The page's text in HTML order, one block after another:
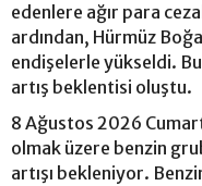
edenlere ağır para
ardından, Hürmüz
endişelerle yükseldi.
artış beklentisi oluştu.
8 Ağustos 2026
olmak üzere benzin
artışı bekleniyor.